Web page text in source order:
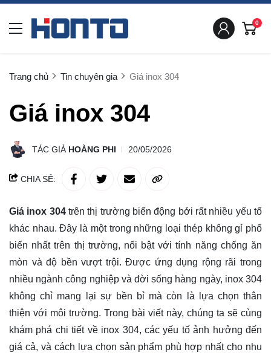
0
Trang chủ Tin chuyên gia Giá inox 304
Giá inox 304
TÁC GIẢ HOÀNG PHI 20/05/2026
CHIA SẺ:
Giá inox 304trên thị trường biến động bởi rất nhiều yếu tố
khác nhau. Đây là một trong những loại thép không gỉ phổ
biến nhất trên thị trường, nổi bật với tính năng chống ăn
mòn và độ bền vượt trội. Được ứng dụng rộng rãi trong
nhiều ngành công nghiệp và đời sống hàng ngày, inox 304
không chỉ mang lại sự bền bỉ mà còn là lựa chọn thân
thiện với môi trường. Trong bài viết này, chúng ta sẽ cùng
khám phá chi tiết về inox 304, các yếu tố ảnh hưởng đến
giá cả, và cách lựa chọn sản phẩm phù hợp nhất cho nhu